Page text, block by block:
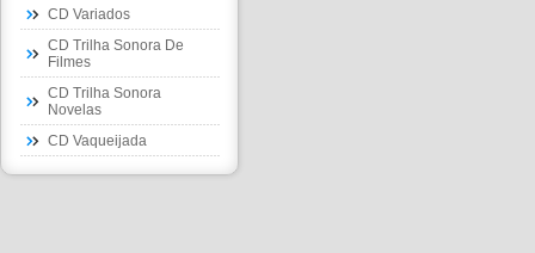
CD Variados
CD Trilha Sonora De
Filmes
CD Trilha Sonora
Novelas
CD Vaqueijada